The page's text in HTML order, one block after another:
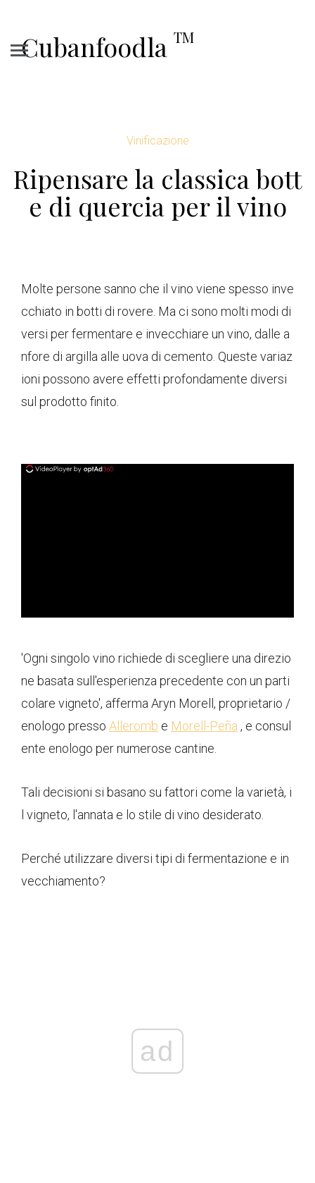
Cubanfoodla TM
Vinificazione
Ripensare la classica bott
e di quercia per il vino
Molte persone sanno che il vino viene spesso inve
cchiato in botti di rovere. Ma ci sono molti modi di
versi per fermentare e invecchiare un vino, dalle a
nfore di argilla alle uova di cemento. Queste variaz
ioni possono avere effetti profondamente diversi
sul prodotto finito.
'Ogni singolo vino richiede di scegliere una direzio
ne basata sull'esperienza precedente con un parti
colare vigneto', afferma Aryn Morell, proprietario /
enologo presso Alleromb e Morell-Peña , e consul
ente enologo per numerose cantine.
Tali decisioni si basano su fattori come la varietà, i
l vigneto, l'annata e lo stile di vino desiderato.
Perché utilizzare diversi tipi di fermentazione e in
vecchiamento?
ad